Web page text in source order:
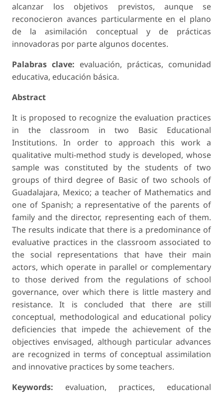
alcanzar los objetivos previstos, aunque se
reconocieron avances particularmente en el plano
de la asimilación conceptual y de prácticas
innovadoras por parte algunos docentes.
Palabras clave: evaluación, prácticas, comunidad
educativa, educación básica.
Abstract
It is proposed to recognize the evaluation practices
in the classroom in two Basic Educational
Institutions. In order to approach this work a
qualitative multi-method study is developed, whose
sample was constituted by the students of two
groups of third degree of Basic of two schools of
Guadalajara, Mexico; a teacher of Mathematics and
one of Spanish; a representative of the parents of
family and the director, representing each of them.
The results indicate that there is a predominance of
evaluative practices in the classroom associated to
the social representations that have their main
actors, which operate in parallel or complementary
to those derived from the regulations of school
governance, over which there is little mastery and
resistance. It is concluded that there are still
conceptual, methodological and educational policy
deficiencies that impede the achievement of the
objectives envisaged, although particular advances
are recognized in terms of conceptual assimilation
and innovative practices by some teachers.
Keywords: evaluation, practices, educational